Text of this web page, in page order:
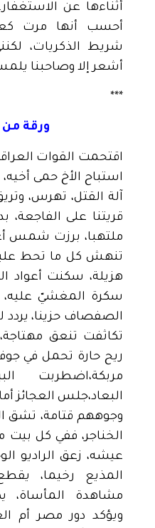
أثناءها عن
أحسب أنها مرت
شريط الذكريات،
أشعر إلا وصاحبنا
***
ورقة من
اقتحمت القوات
استباح الأخ حمى
آلة القتل، تهرس،
قريتنا على الفاجعة،
ملتهبا، برزت شمس
تنهش كل ما تحط
هزيلة، سكنت أعواد
سكرة المغشيّ عليه،
الصفصاف حزينا، يردد
تكاثفت تنعق
ريح حارة تحمل في
مربكة،اضطربت
البعاد،جلس العجائز
وجوههم قتامة، تشق
الخناجر، ففي كل
عيشه، زعق الراديو
المذيع رخيما،
مشاهدة المأساة،
ويؤكد دور مصر أم